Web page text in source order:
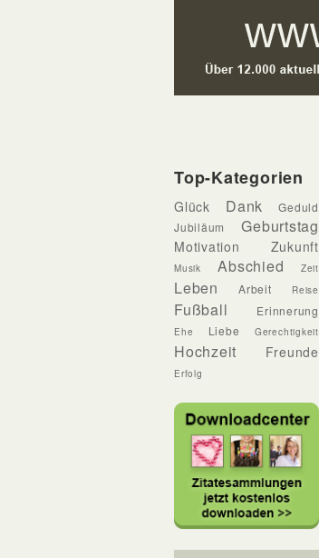
Top-Kategorien
Glück Dank
Geduld
Jubiläum
Geburtstag
Motivation Zukunft
Musik Abschied Zeit
Leben Arbeit Reise
Fußball Erinnerung
Ehe Liebe Gerechtigkeit
Hochzeit Freunde
Erfolg